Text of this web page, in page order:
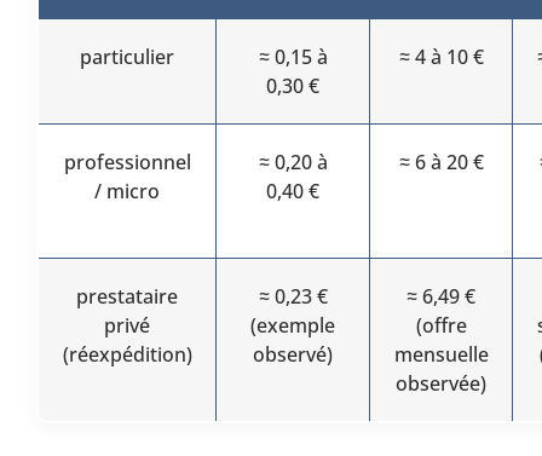
particulier
≈ 0,15 à
0,30 €
≈ 4 à 10 €
professionnel
/ micro
≈ 0,20 à
0,40 €
≈ 6 à 20 €
prestataire
privé
(réexpédition)
≈ 0,23 €
(exemple
observé)
≈ 6,49 €
(offre
mensuelle
observée)